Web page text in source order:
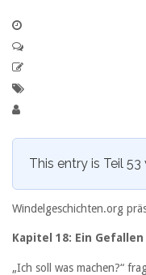
This entry is Teil
Windelgeschichten.org
Kapitel 18: Ein
„Ich soll was machen?“